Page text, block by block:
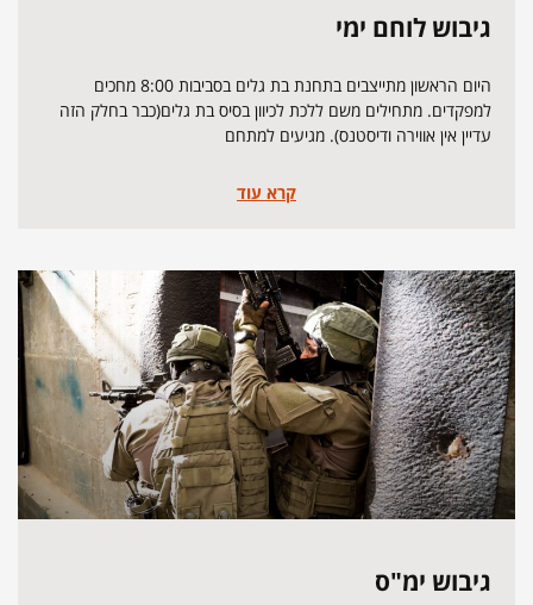
גיבוש לוחם ימי
היום הראשון מתייצבים בתחנת בת גלים בסביבות 8:00 מחכים
למפקדים. מתחילים משם ללכת לכיוון בסיס בת גלים(כבר בחלק הזה
עדיין אין אווירה ודיסטנס). מגיעים למתחם
קרא עוד
גיבוש ימ"ס